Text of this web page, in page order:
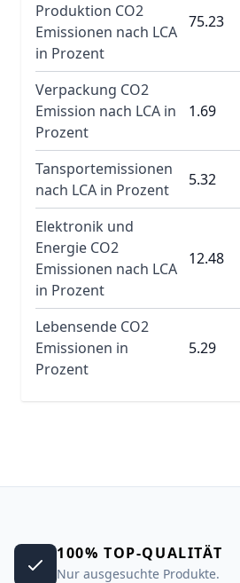
Produktion CO2
Emissionen nach LCA
in Prozent
75.23
Verpackung CO2
Emission nach LCA in
Prozent
1.69
Tansportemissionen
nach LCA in Prozent
5.32
Elektronik und
Energie CO2
Emissionen nach LCA
in Prozent
12.48
Lebensende CO2
Emissionen in
Prozent
5.29
100% TOP-QUALITÄT
Nur ausgesuchte Produkte.